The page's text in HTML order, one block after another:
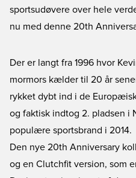
sportsudøvere over hele
nu med denne 20th
Der er langt fra 1996 hvor
mormors kælder til 20 år
rykket dybt ind i de
og faktisk indtog 2. pladsen i
populære sportsbrand i 2014.
Den nye 20th Anniversary
og en Clutchfit version, som